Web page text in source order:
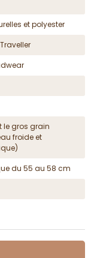
et polyester
le gros grain
froide et
du 55 au 58 cm